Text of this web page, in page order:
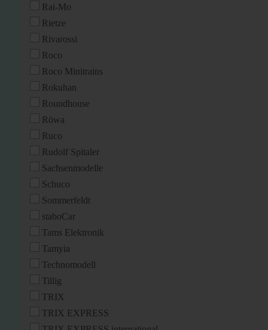
Rai-Mo
Rietze
Rivarossi
Roco
Roco Minitrains
Rokuhan
Roundhouse
Röwa
Ruco
Rudolf Spitaler
Sachsenmodelle
Schuco
Sommerfeldt
staboCar
Tams Elektronik
Tamyia
Technomodell
Tillig
TRIX
TRIX EXPRESS